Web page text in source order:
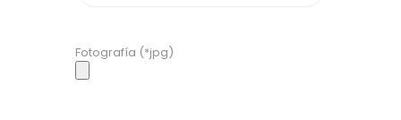
Fotografía (*jpg)